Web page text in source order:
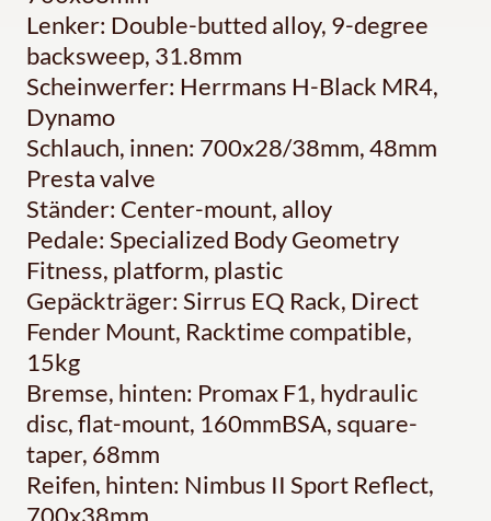
Lenker: Double-butted alloy, 9-degree
backsweep, 31.8mm
Scheinwerfer: Herrmans H-Black MR4,
Dynamo
Schlauch, innen: 700x28/38mm, 48mm
Presta valve
Ständer: Center-mount, alloy
Pedale: Specialized Body Geometry
Fitness, platform, plastic
Gepäckträger: Sirrus EQ Rack, Direct
Fender Mount, Racktime compatible,
15kg
Bremse, hinten: Promax F1, hydraulic
disc, flat-mount, 160mmBSA, square-
taper, 68mm
Reifen, hinten: Nimbus II Sport Reflect,